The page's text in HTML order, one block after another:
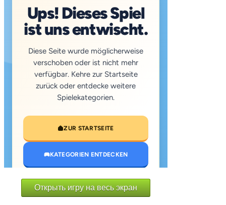
Открыть игру на весь экран